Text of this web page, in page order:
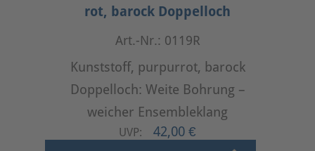
rot, barock Doppelloch
Art.-Nr.: 0119R
Kunststoff, purpurrot, barock
Doppelloch: Weite Bohrung –
weicher Ensembleklang
UVP: 42,00 €